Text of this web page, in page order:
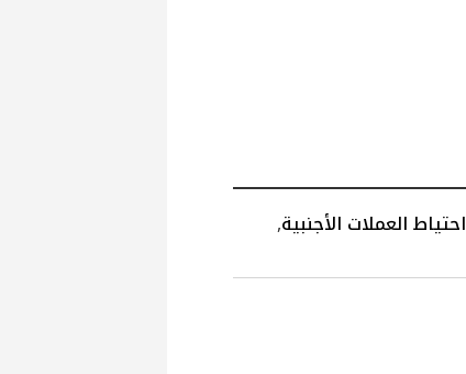
احتياط العملات الأجنبية,